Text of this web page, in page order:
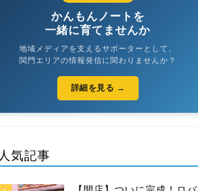
かんもんノートを
一緒に育てませんか
地域メディアを支えるサポーターとして、
関門エリアの情報発信に関わりませんか？
詳細を見る →
人気記事